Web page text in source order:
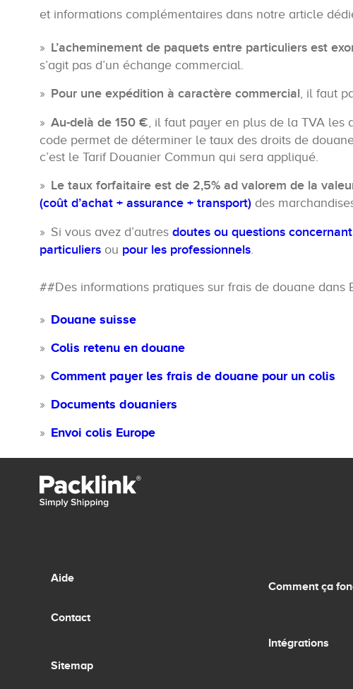
et informations complémentaires dans notre article
L’acheminement de paquets entre particuliers est
s’agit pas d’un échange commercial.
Pour une expédition à caractère commercial, il faut
Au-delà de 150 €, il faut payer en plus de la TVA les
code permet de déterminer le taux des droits de
c’est le Tarif Douanier Commun qui sera appliqué.
Le taux forfaitaire est de 2,5% ad valorem de la
(coût d’achat + assurance + transport) des
Si vous avez d’autres doutes ou questions
particuliers ou pour les professionnels.
##Des informations pratiques sur frais de douane dans
Douane suisse
Colis retenu en douane
Comment payer les frais de douane pour un colis
Documents douaniers
Envoi colis Europe
Aide
Contact
Sitemap
Comment ça
Intégrations